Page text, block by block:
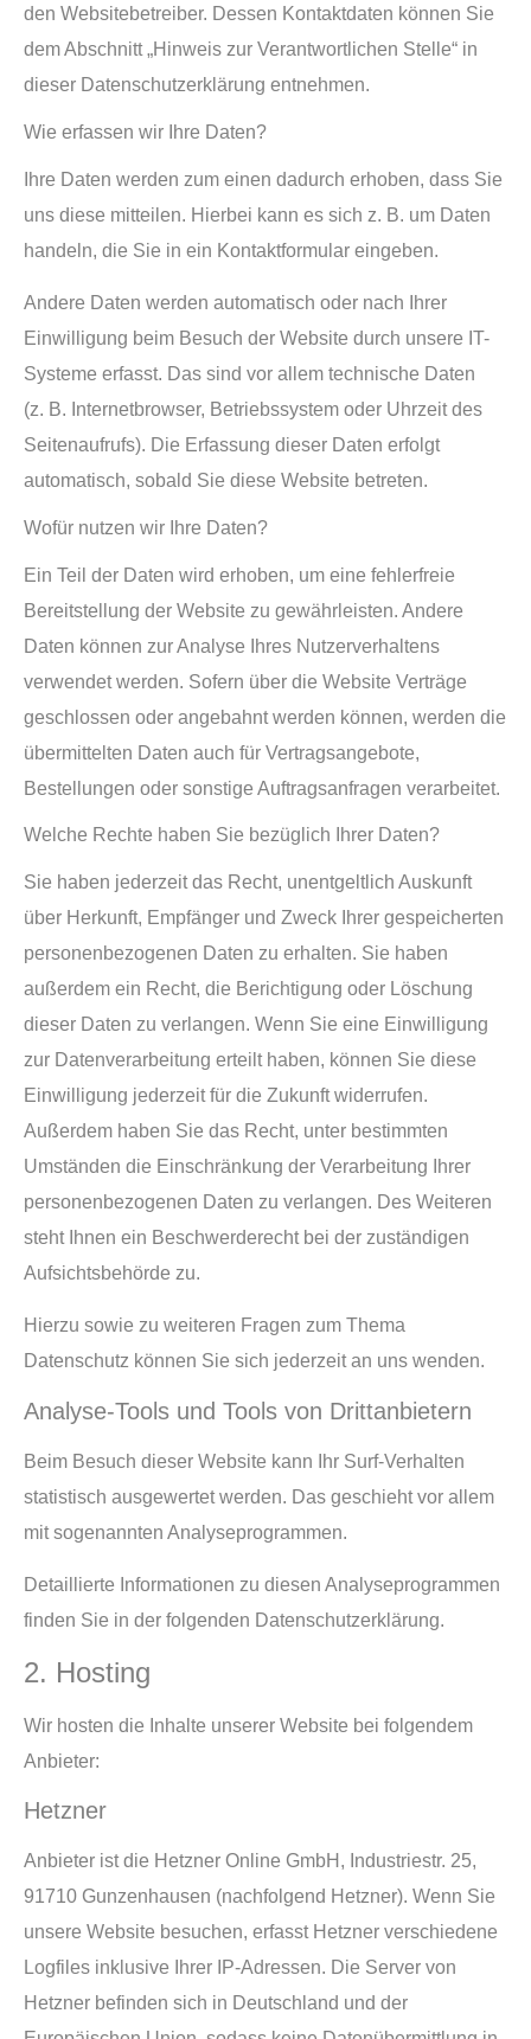
den Websitebetreiber. Dessen Kontaktdaten können Sie
dem Abschnitt „Hinweis zur Verantwortlichen Stelle“ in
dieser Datenschutzerklärung entnehmen.
Wie erfassen wir Ihre Daten?
Ihre Daten werden zum einen dadurch erhoben, dass Sie
uns diese mitteilen. Hierbei kann es sich z. B. um Daten
handeln, die Sie in ein Kontaktformular eingeben.
Andere Daten werden automatisch oder nach Ihrer
Einwilligung beim Besuch der Website durch unsere IT-
Systeme erfasst. Das sind vor allem technische Daten
(z. B. Internetbrowser, Betriebssystem oder Uhrzeit des
Seitenaufrufs). Die Erfassung dieser Daten erfolgt
automatisch, sobald Sie diese Website betreten.
Wofür nutzen wir Ihre Daten?
Ein Teil der Daten wird erhoben, um eine fehlerfreie
Bereitstellung der Website zu gewährleisten. Andere
Daten können zur Analyse Ihres Nutzerverhaltens
verwendet werden. Sofern über die Website Verträge
geschlossen oder angebahnt werden können, werden die
übermittelten Daten auch für Vertragsangebote,
Bestellungen oder sonstige Auftragsanfragen verarbeitet.
Welche Rechte haben Sie bezüglich Ihrer Daten?
Sie haben jederzeit das Recht, unentgeltlich Auskunft
über Herkunft, Empfänger und Zweck Ihrer gespeicherten
personenbezogenen Daten zu erhalten. Sie haben
außerdem ein Recht, die Berichtigung oder Löschung
dieser Daten zu verlangen. Wenn Sie eine Einwilligung
zur Datenverarbeitung erteilt haben, können Sie diese
Einwilligung jederzeit für die Zukunft widerrufen.
Außerdem haben Sie das Recht, unter bestimmten
Umständen die Einschränkung der Verarbeitung Ihrer
personenbezogenen Daten zu verlangen. Des Weiteren
steht Ihnen ein Beschwerderecht bei der zuständigen
Aufsichtsbehörde zu.
Hierzu sowie zu weiteren Fragen zum Thema
Datenschutz können Sie sich jederzeit an uns wenden.
Analyse-Tools und Tools von Dritt­anbietern
Beim Besuch dieser Website kann Ihr Surf-Verhalten
statistisch ausgewertet werden. Das geschieht vor allem
mit sogenannten Analyseprogrammen.
Detaillierte Informationen zu diesen Analyseprogrammen
finden Sie in der folgenden Datenschutzerklärung.
2. Hosting
Wir hosten die Inhalte unserer Website bei folgendem
Anbieter:
Hetzner
Anbieter ist die Hetzner Online GmbH, Industriestr. 25,
91710 Gunzenhausen (nachfolgend Hetzner). Wenn Sie
unsere Website besuchen, erfasst Hetzner verschiedene
Logfiles inklusive Ihrer IP-Adressen. Die Server von
Hetzner befinden sich in Deutschland und der